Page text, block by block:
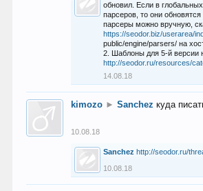
обновил. Если в
парсеров, то они
парсеры можно вручную,
https://seodor.biz/userarea/
public/engine/parsers/ на
2. Шаблоны для 5-й версии
http://seodor.ru/resources/
14.08.18
kimozo ► Sanchez куда
10.08.18
Sanchez http://seodor.ru/
10.08.18